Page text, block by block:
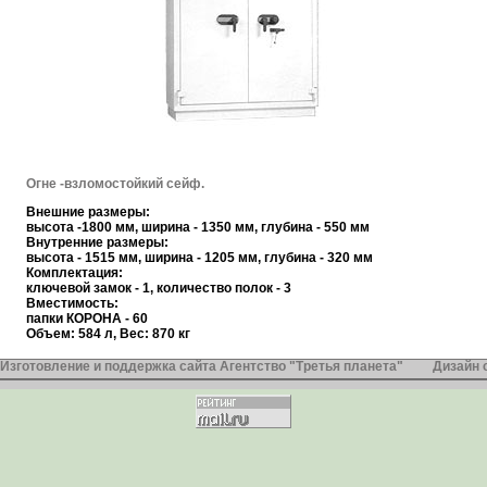
Огне -взломостойкий сейф.
Внешние размеры:
высота -1800 мм, ширина - 1350 мм, глубина - 550 мм
Внутренние размеры:
высота - 1515 мм, ширина - 1205 мм, глубина - 320 мм
Комплектация:
ключевой замок - 1, количество полок - 3
Вместимость:
папки КОРОНА - 60
Объем: 584 л, Вес: 870 кг
Изготовление и поддержка сайта Агентство "Третья планета"
Дизайн